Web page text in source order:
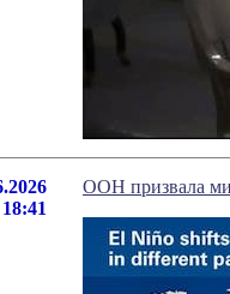
18:41
ООН призвала